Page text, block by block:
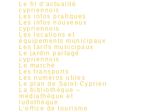
Le fil d’actualité
cypriennois
Les infos pratiques
Les infos nouveaux
cypriennois
Les locations et
équipements municipaux
Les tarifs municipaux
Le jardin partagé
cypriennois
Le marché
Les transports
Les numéros utiles
Le plan de Saint-Cyprien
La bibliothèque –
médiathèque et
ludothèque
L’office de tourisme